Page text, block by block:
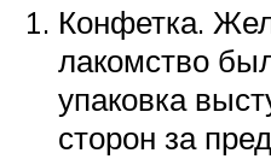
Конфетка.
лакомство
упаковка
сторон за